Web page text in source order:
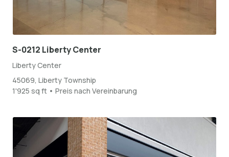
S-0212 Liberty Center
Liberty Center
45069, Liberty Township
1'925 sq ft • Preis nach Vereinbarung